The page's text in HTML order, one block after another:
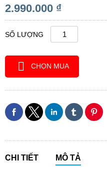
2.990.000 ₫
SỐ LƯỢNG
CHỌN MUA
CHI TIẾT MÔ TẢ